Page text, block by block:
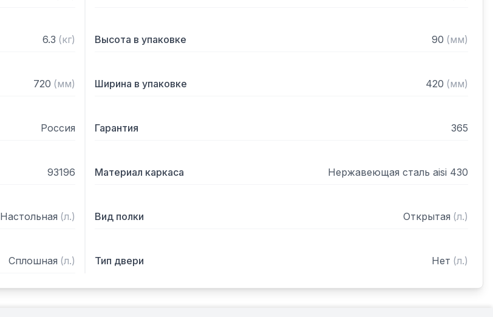
6.3 (кг) Высота в упаковке 90 (мм)
720 (мм) Ширина в упаковке 420 (мм)
Россия Гарантия 365
93196 Материал каркаса Нержавеющая сталь aisi 430
Настольная (л.) Вид полки Открытая (л.)
Сплошная (л.) Тип двери Нет (л.)